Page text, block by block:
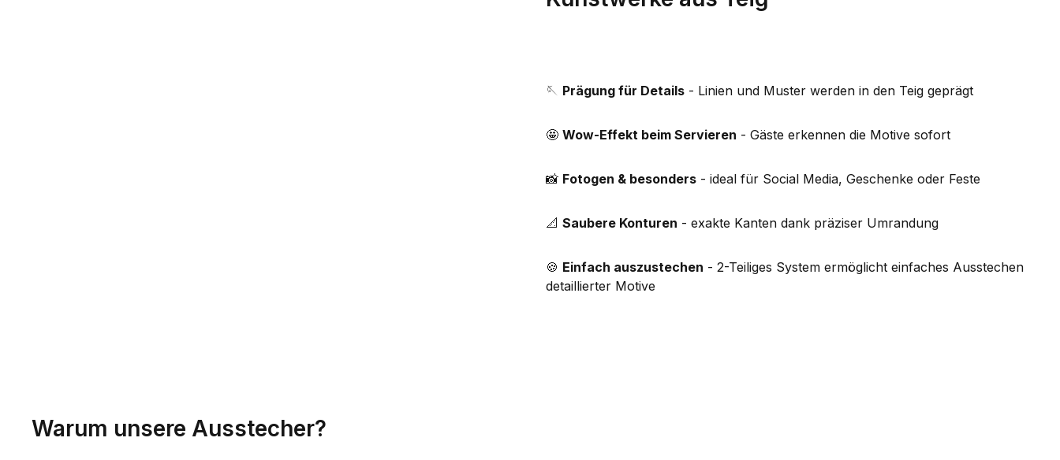
🪡 Prägung für Details - Linien und Muster werden in den Teig geprägt
🤩 Wow-Effekt beim Servieren - Gäste erkennen die Motive sofort
📸 Fotogen & besonders - ideal für Social Media, Geschenke oder Feste
📐 Saubere Konturen - exakte Kanten dank präziser Umrandung
🍪 Einfach auszustechen - 2-Teiliges System ermöglicht einfaches Ausstechen
detaillierter Motive
Warum unsere Ausstecher?